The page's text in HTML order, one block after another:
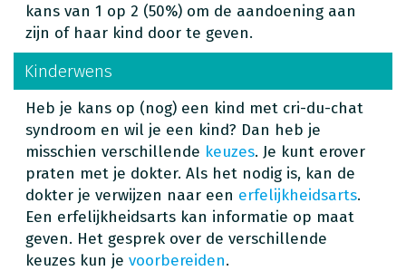
kans van 1 op 2 (50%) om de aandoening aan
zijn of haar kind door te geven.
Kinderwens
Heb je kans op (nog) een kind met cri-du-chat
syndroom en wil je een kind? Dan heb je
misschien verschillende keuzes. Je kunt erover
praten met je dokter. Als het nodig is, kan de
dokter je verwijzen naar een erfelijkheidsarts.
Een erfelijkheidsarts kan informatie op maat
geven. Het gesprek over de verschillende
keuzes kun je voorbereiden.